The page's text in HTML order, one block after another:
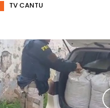
TV CANTU